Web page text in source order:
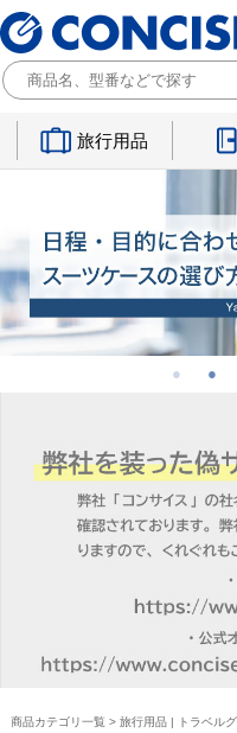
旅行用品
商品カテゴリ一覧 > 旅行用品 | トラベル